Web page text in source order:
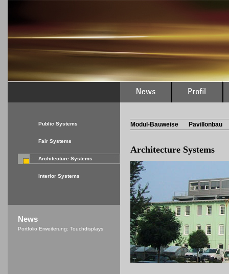
Modul-Bauweise Pavillonbau
Architecture Systems
Public Systems
Fair Systems
Architecture Systems
Interior Systems
News
Portfolio Erweiterung: Touchdisplays